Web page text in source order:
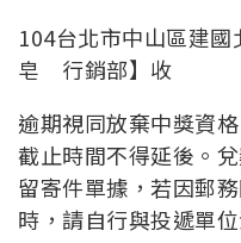
104台北市中山區建
皂 行銷部】 收
逾期視同放棄中獎資
截止時間不得延後。
留寄件單據，若因郵
時，請自行與投遞單